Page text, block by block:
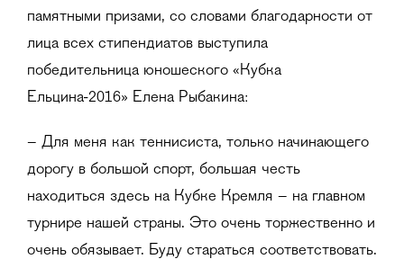
памятными призами, со словами благодарности от
лица всех стипендиатов выступила
победительница юношеского «Кубка
Ельцина-2016» Елена Рыбакина:
– Для меня как теннисиста, только начинающего
дорогу в большой спорт, большая честь
находиться здесь на Кубке Кремля – на главном
турнире нашей страны. Это очень торжественно и
очень обязывает. Буду стараться соответствовать.